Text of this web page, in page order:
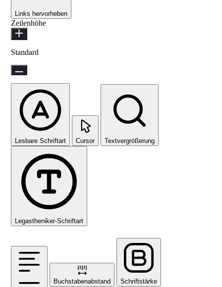
Links hervorheben
Zeilenhöhe
Standard
Lesbare Schriftart Cursor Textvergrößerung
Legastheniker-Schriftart
Buchstabenabstand Schriftstärke